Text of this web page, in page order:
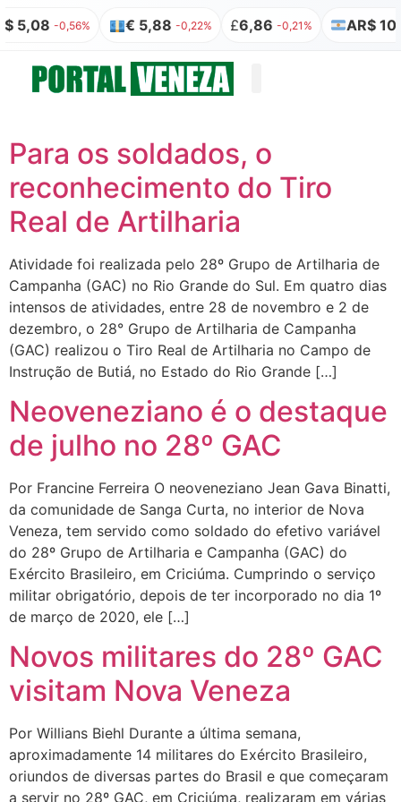
5,08 -0,56% € 5,88 -0,22% £6,86 -0,21% AR$
Para os soldados, o
reconhecimento do Tiro
Real de Artilharia
Atividade foi realizada pelo 28º Grupo de Artilharia de
Campanha (GAC) no Rio Grande do Sul. Em quatro dias
intensos de atividades, entre 28 de novembro e 2 de
dezembro, o 28° Grupo de Artilharia de Campanha
(GAC) realizou o Tiro Real de Artilharia no Campo de
Instrução de Butiá, no Estado do Rio Grande […]
Neoveneziano é o destaque
de julho no 28º GAC
Por Francine Ferreira O neoveneziano Jean Gava Binatti,
da comunidade de Sanga Curta, no interior de Nova
Veneza, tem servido como soldado do efetivo variável
do 28º Grupo de Artilharia e Campanha (GAC) do
Exército Brasileiro, em Criciúma. Cumprindo o serviço
militar obrigatório, depois de ter incorporado no dia 1º
de março de 2020, ele […]
Novos militares do 28º GAC
visitam Nova Veneza
Por Willians Biehl Durante a última semana,
aproximadamente 14 militares do Exército Brasileiro,
oriundos de diversas partes do Brasil e que começaram
a servir no 28º GAC, em Criciúma, realizaram em várias